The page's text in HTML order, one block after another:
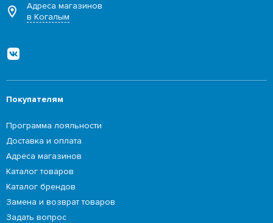
Адреса магазинов
в Когалым
Покупателям
Программа лояльности
Доставка и оплата
Адреса магазинов
Каталог товаров
Каталог брендов
Замена и возврат товаров
Задать вопрос